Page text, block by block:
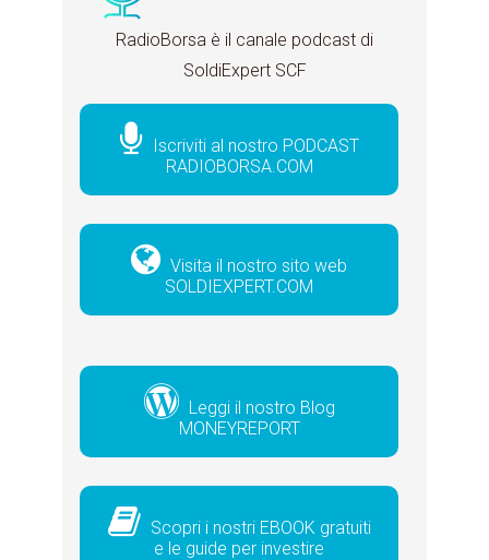
RadioBorsa è il canale podcast di
SoldiExpert SCF
Iscriviti al nostro PODCAST
RADIOBORSA.COM
Visita il nostro sito web
SOLDIEXPERT.COM
Leggi il nostro Blog
MONEYREPORT
Scopri i nostri EBOOK gratuiti
e le guide per investire